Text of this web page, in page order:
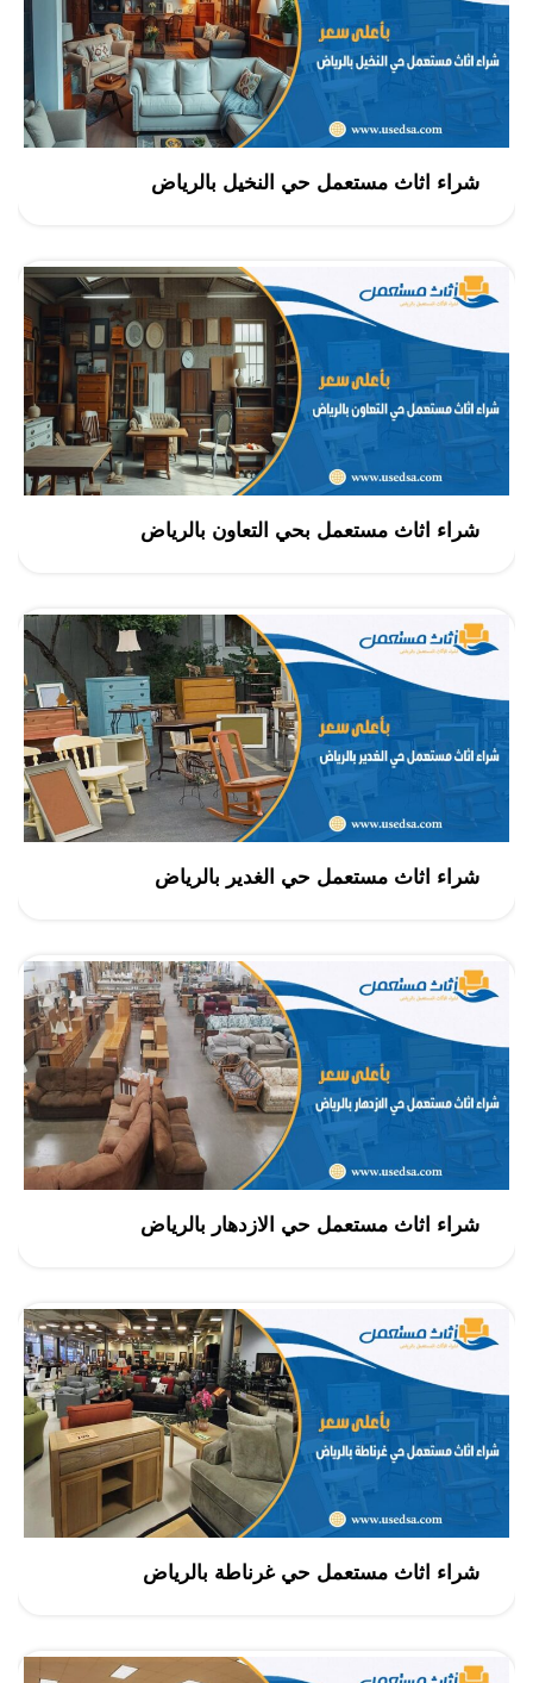
شراء اثاث مستعمل حي النخيل بالرياض
شراء اثاث مستعمل بحي التعاون بالرياض
شراء اثاث مستعمل حي الغدير بالرياض
شراء اثاث مستعمل حي الازدهار بالرياض
شراء اثاث مستعمل حي غرناطة بالرياض